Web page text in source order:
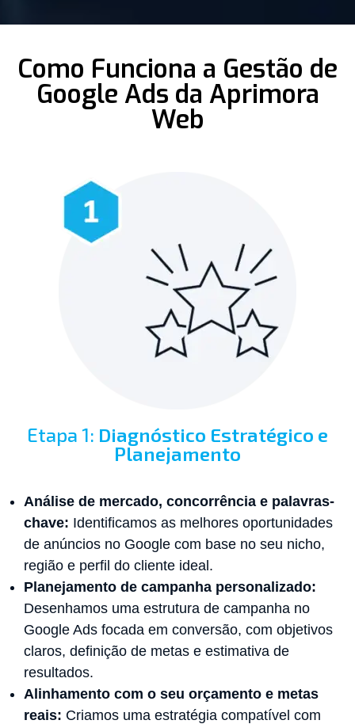
Como Funciona a Gestão de
Google Ads da Aprimora
Web
Etapa 1: Diagnóstico Estratégico e
Planejamento
Análise de mercado, concorrência e palavras-
chave: Identificamos as melhores oportunidades
de anúncios no Google com base no seu nicho,
região e perfil do cliente ideal.
Planejamento de campanha personalizado:
Desenhamos uma estrutura de campanha no
Google Ads focada em conversão, com objetivos
claros, definição de metas e estimativa de
resultados.
Alinhamento com o seu orçamento e metas
reais: Criamos uma estratégia compatível com